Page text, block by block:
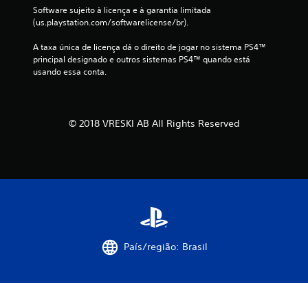
i
e
Software sujeito à licença e à garantia limitada
(us.playstation.com/softwarelicense/br).
A taxa única de licença dá o direito de jogar no sistema PS4™
principal designado e outros sistemas PS4™ quando está
usando essa conta.
© 2018 VRESKI AB All Rights Reserved
País/região: Brasil